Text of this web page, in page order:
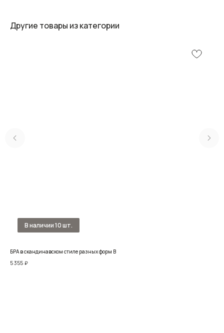
Другие товары из категории
БРА в скандинавском стиле разных форм B
5 355 ₽